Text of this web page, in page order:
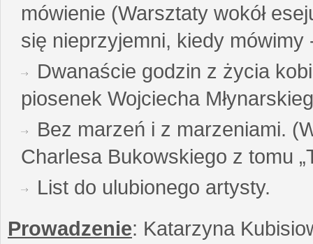
mówienie (Warsztaty wokół
się nieprzyjemni, kiedy mówimy
Dwanaście godzin z życia
piosenek Wojciecha
Bez marzeń i z marzeniami.
Charlesa Bukowskiego z tomu
List do ulubionego artysty.
Prowadzenie: Katarzyna